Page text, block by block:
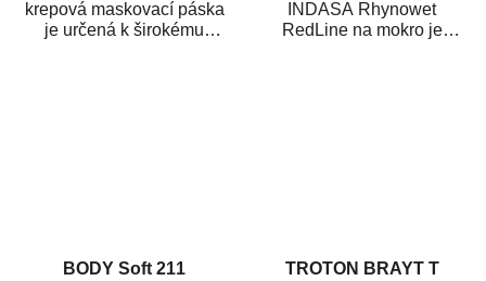
krepová maskovací páska
je určená k širokému
INDASA Rhynowet
RedLine na mokro je
BODY Soft 211
TROTON BRAYT T